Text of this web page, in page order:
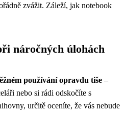
zvážit. Záleží, jak notebook
náročných úlohách
používání opravdu tiše –
nebo si rádi odskočíte s
určitě oceníte, že vás nebude